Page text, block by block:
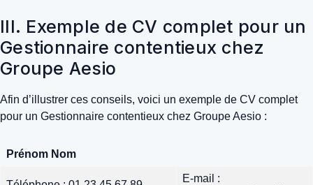
III. Exemple de CV complet pour un
Gestionnaire contentieux chez
Groupe Aesio
Afin d’illustrer ces conseils, voici un exemple de CV complet
pour un Gestionnaire contentieux chez Groupe Aesio :
Prénom Nom
E-mail :